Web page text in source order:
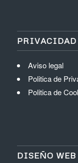
PRIVACIDAD
Aviso legal
Politica de
Politica de
DISEÑO WEB